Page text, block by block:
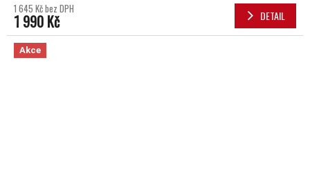
1 645 Kč bez DPH
1 990 Kč DETAIL
Akce